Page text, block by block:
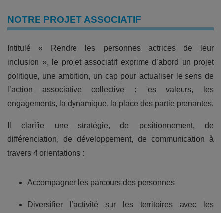
NOTRE PROJET ASSOCIATIF
Intitulé « Rendre les personnes actrices de leur
inclusion », le projet associatif exprime d’abord un projet
politique, une ambition, un cap pour actualiser le sens de
l’action associative collective : les valeurs, les
engagements, la dynamique, la place des partie prenantes.
Il clarifie une stratégie, de positionnement, de
différenciation, de développement, de communication à
travers 4 orientations :
Accompagner les parcours des personnes
Diversifier l’activité sur les territoires avec les